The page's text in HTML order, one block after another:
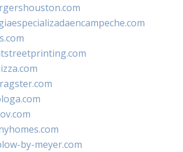
by-meyer.com